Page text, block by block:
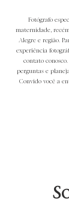
Fotógrafo
maternidade,
Alegre e região.
experiência
contato
perguntas e
Convido você a